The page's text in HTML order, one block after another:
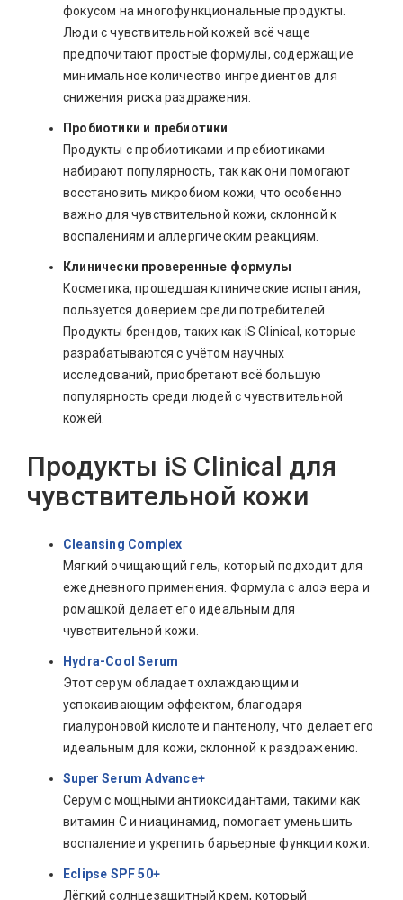
фокусом на многофункциональные продукты.
Люди с чувствительной кожей всё чаще
предпочитают простые формулы, содержащие
минимальное количество ингредиентов для
снижения риска раздражения.
Пробиотики и пребиотики
Продукты с пробиотиками и пребиотиками
набирают популярность, так как они помогают
восстановить микробиом кожи, что особенно
важно для чувствительной кожи, склонной к
воспалениям и аллергическим реакциям.
Клинически проверенные формулы
Косметика, прошедшая клинические испытания,
пользуется доверием среди потребителей.
Продукты брендов, таких как iS Clinical, которые
разрабатываются с учётом научных
исследований, приобретают всё большую
популярность среди людей с чувствительной
кожей.
Продукты iS Clinical для
чувствительной кожи
Cleansing Complex
Мягкий очищающий гель, который подходит для
ежедневного применения. Формула с алоэ вера и
ромашкой делает его идеальным для
чувствительной кожи.
Hydra-Cool Serum
Этот серум обладает охлаждающим и
успокаивающим эффектом, благодаря
гиалуроновой кислоте и пантенолу, что делает его
идеальным для кожи, склонной к раздражению.
Super Serum Advance+
Серум с мощными антиоксидантами, такими как
витамин С и ниацинамид, помогает уменьшить
воспаление и укрепить барьерные функции кожи.
Eclipse SPF 50+
Лёгкий солнцезащитный крем, который